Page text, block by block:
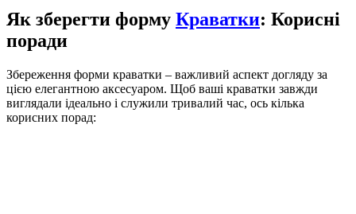
Як зберегти форму Краватки: Корисні
поради
Збереження форми краватки – важливий аспект догляду за
цією елегантною аксесуаром. Щоб ваші краватки завжди
виглядали ідеально і служили тривалий час, ось кілька
корисних порад: